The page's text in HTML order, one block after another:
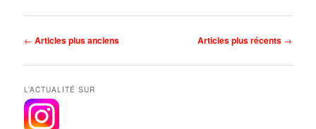
Navigation
articles
← Articles plus anciens Articles plus récents →
L’ACTUALITÉ SUR